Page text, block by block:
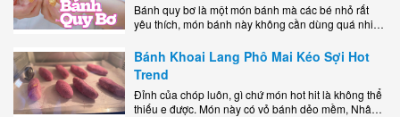
Bánh quy bơ là một món bánh mà các bé nhỏ rất
yêu thích, món bánh này không cần dùng quá nhiều
Bánh Khoai Lang Phô Mai Kéo Sợi Hot
Trend
Đỉnh của chóp luôn, gì chứ món hot hit là không thể
thiếu e được. Món này có vỏ bánh dẻo mềm, Nhân